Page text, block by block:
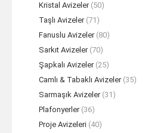
Kristal Avizeler (50)
Taşlı Avizeler (71)
Fanuslu Avizeler (80)
Sarkıt Avizeler (70)
Şapkalı Avizeler (25)
Camlı & Tabaklı Avizeler (35)
Sarmaşık Avizeler (31)
Plafonyerler (36)
Proje Avizeleri (40)